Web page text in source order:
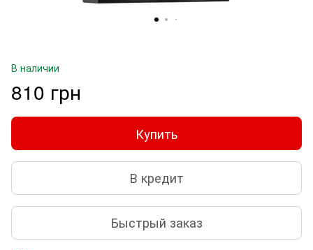
В наличии
810 грн
Купить
В кредит
Быстрый заказ